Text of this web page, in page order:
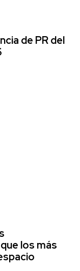
de PR del
los más